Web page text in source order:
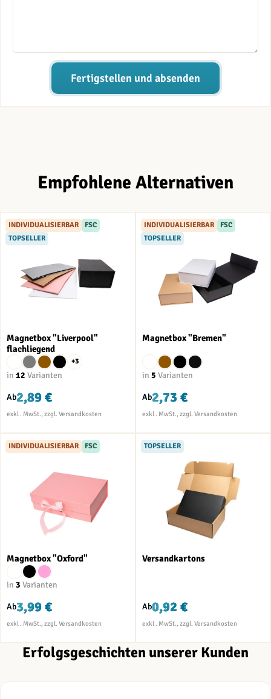
Fertigstellen und absenden
Empfohlene Alternativen
TOPSELLER
INDIVIDUALISIERBAR FSC
Magnetbox "Liverpool"
flachliegend
+3
in 12 Varianten
Ab2,89 €
TOPSELLER
INDIVIDUALISIERBAR FSC
Magnetbox "Bremen"
in 5 Varianten
Ab2,73 €
INDIVIDUALISIERBAR FSC
Magnetbox "Oxford"
in 3 Varianten
Ab3,99 €
TOPSELLER
Versandkartons
Ab0,92 €
Erfolgsgeschichten unserer Kunden